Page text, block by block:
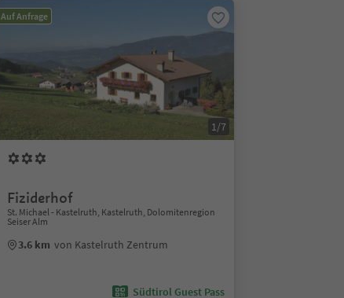
Auf Anfrage
1/7
Fiziderhof
St. Michael - Kastelruth, Kastelruth, Dolomitenregion
Seiser Alm
3.6 km von Kastelruth Zentrum
Südtirol Guest Pass